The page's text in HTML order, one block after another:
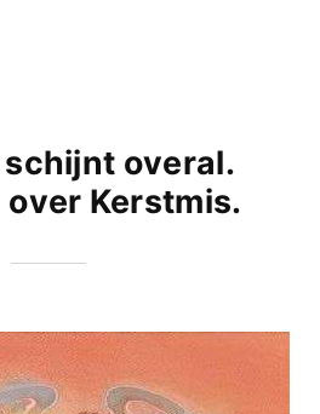
overal.
Kerstmis.